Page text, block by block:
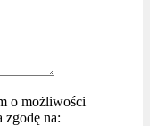
o możliwości
na: